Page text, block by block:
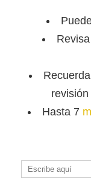
Hasta 7
Buscar: